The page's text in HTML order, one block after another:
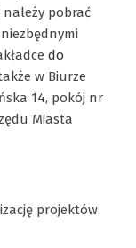
należy pobrać
do
w Biurze
14, pokój nr
Miasta
projektów